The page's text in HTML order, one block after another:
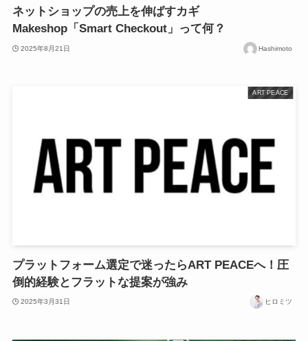
ネットショップの売上を伸ばすカギ
Makeshop「Smart Checkout」って何？
2025年8月21日 Hashimoto
ART PEACE
プラットフォーム選定で迷ったらART PEACEへ！圧
倒的経験とフラットな提案が強み
2025年3月31日 ヒロミツ